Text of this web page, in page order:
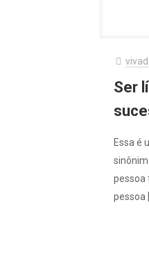
Ser
Essa é
pessoa
pessoa